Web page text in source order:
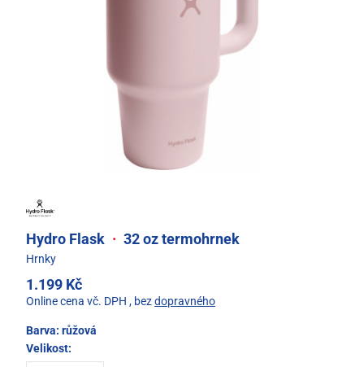
Hydro Flask · 32 oz termohrnek
Hrnky
1.199 Kč
Online cena vč. DPH , bezdopravného
Barva: růžová
Velikost: